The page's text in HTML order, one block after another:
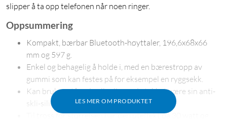
slipper å ta opp telefonen når noen ringer.
LES MER OM PRODUKTET
Oppsummering
Kompakt, bærbar Bluetooth-høyttaler, 196,6x68x66
mm og 597 g.
Enkel og behagelig å holde i, med en bærestropp av
gummi som kan festes på for eksempel en ryggsekk.
Kan brukes stående eller liggende takket være sin anti-
skli-silikonbeskyttelse.
Til tross for størrelsen har den uteffekt på 30 watt og